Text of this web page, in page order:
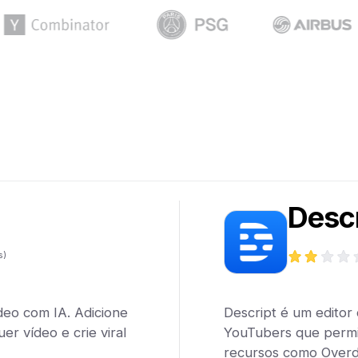
com IA. Adicione
vídeo e crie viral
Descript é um
YouTubers que
recursos como